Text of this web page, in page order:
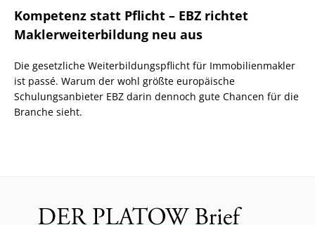
Kompetenz statt Pflicht – EBZ richtet
Maklerweiterbildung neu aus
Die gesetzliche Weiterbildungspflicht für Immobilienmakler
ist passé. Warum der wohl größte europäische
Schulungsanbieter EBZ darin dennoch gute Chancen für die
Branche sieht.